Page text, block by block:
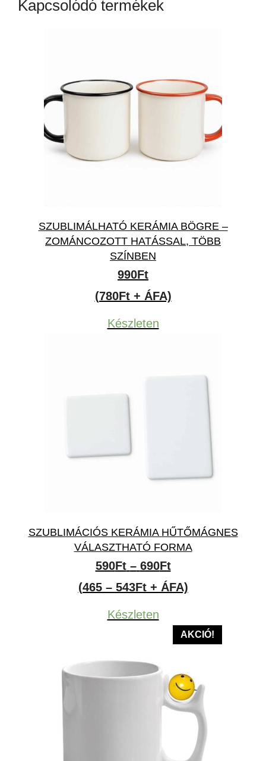
Kapcsolódó termékek
SZUBLIMÁLHATÓ KERÁMIA BÖGRE –
ZOMÁNCOZOTT HATÁSSAL, TÖBB
SZÍNBEN
990Ft
(780Ft + ÁFA)
Készleten
SZUBLIMÁCIÓS KERÁMIA HŰTŐMÁGNES
VÁLASZTHATÓ FORMA
590Ft – 690FtÁrtartomány:
590Ft
690Ft
(465 – 543Ft + ÁFA)
Készleten
AKCIÓ!